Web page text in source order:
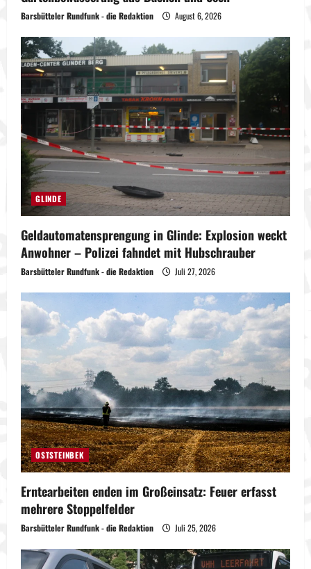
Barsbütteler Rundfunk - die Redaktion August 6, 2026
GLINDE
Geldautomatensprengung in Glinde: Explosion weckt
Anwohner – Polizei fahndet mit Hubschrauber
Barsbütteler Rundfunk - die Redaktion Juli 27, 2026
OSTSTEINBEK
Erntearbeiten enden im Großeinsatz: Feuer erfasst
mehrere Stoppelfelder
Barsbütteler Rundfunk - die Redaktion Juli 25, 2026